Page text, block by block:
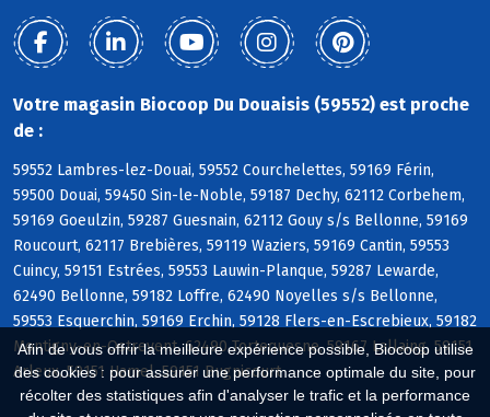
Afin de vous offrir la meilleure expérience possible, Biocoop utilise
des cookies : pour assurer une performance optimale du site, pour
récolter des statistiques afin d'analyser le trafic et la performance
Votre magasin Biocoop Du Douaisis (59552) est proche
de :
59552 Lambres-lez-Douai, 59552 Courchelettes, 59169 Férin,
59500 Douai, 59450 Sin-le-Noble, 59187 Dechy, 62112 Corbehem,
59169 Goeulzin, 59287 Guesnain, 62112 Gouy s/s Bellonne, 59169
Roucourt, 62117 Brebières, 59119 Waziers, 59169 Cantin, 59553
Cuincy, 59151 Estrées, 59553 Lauwin-Planque, 59287 Lewarde,
62490 Bellonne, 59182 Loffre, 62490 Noyelles s/s Bellonne,
59553 Esquerchin, 59169 Erchin, 59128 Flers-en-Escrebieux, 59182
Montigny-en-Ostrevent, 62490 Tortequesne, 59167 Lallaing, 59151
Arleux, 59151 Hamel, 59151 Bugnicourt